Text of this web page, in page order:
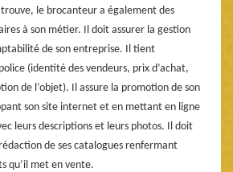
trouve, le brocanteur a également des
à son métier. Il doit assurer la gestion
de son entreprise. Il tient
(identité des vendeurs, prix d’achat,
de l’objet). Il assure la promotion de son
son site internet et en mettant en ligne
leurs descriptions et leurs photos. Il doit
de ses catalogues renfermant
qu’il met en vente.